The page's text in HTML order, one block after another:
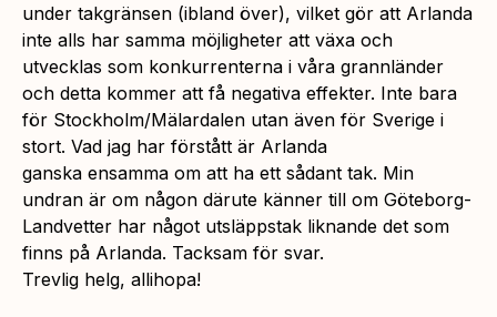
under takgränsen (ibland över), vilket gör att Arlanda
inte alls har samma möjligheter att växa och
utvecklas som konkurrenterna i våra grannländer
och detta kommer att få negativa effekter. Inte bara
för Stockholm/Mälardalen utan även för Sverige i
stort. Vad jag har förstått är Arlanda
ganska ensamma om att ha ett sådant tak. Min
undran är om någon därute känner till om Göteborg-
Landvetter har något utsläppstak liknande det som
finns på Arlanda. Tacksam för svar.
Trevlig helg, allihopa!